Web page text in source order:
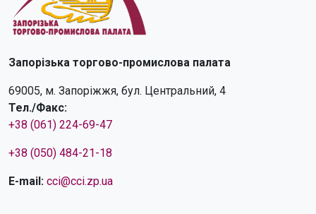
Запорізька торгово-промислова палата
69005, м. Запоріжжя, бул. Центральний, 4
Тел./Факс:
+38 (061) 224-69-47
+38 (050) 484-21-18
E-mail: cci@cci.zp.ua